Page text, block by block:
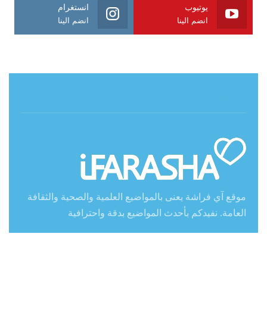
يوتيوب
انضم الينا
انستغرام
انضم الينا
موقع آي فراشة يعنى بالمواضيع العلمية والصحية والثقافة
العامة. نفيدكم بأحدث المواضيع بدقة واحترافية